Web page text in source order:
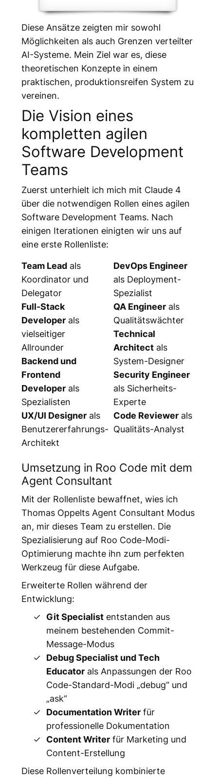
Diese Ansätze zeigten mir sowohl
Möglichkeiten als auch Grenzen verteilter
AI-Systeme. Mein Ziel war es, diese
theoretischen Konzepte in einem
praktischen, produktionsreifen System zu
vereinen.
Die Vision eines
kompletten agilen
Software Development
Teams
Zuerst unterhielt ich mich mit Claude 4
über die notwendigen Rollen eines agilen
Software Development Teams. Nach
einigen Iterationen einigten wir uns auf
eine erste Rollenliste:
Team Leadals
Koordinator und
Delegator
Full-Stack
Developerals
vielseitiger
Allrounder
Backend und
Frontend
Developerals
Spezialisten
UX/UI Designerals
Benutzererfahrungs-
Architekt
DevOps Engineer
als Deployment-
Spezialist
QA Engineerals
Qualitätswächter
Technical
Architectals
System-Designer
Security Engineer
als Sicherheits-
Experte
Code Reviewerals
Qualitäts-Analyst
Umsetzung in Roo Code mit dem
Agent Consultant
Mit der Rollenliste bewaffnet, wies ich
Thomas Oppelts Agent Consultant Modus
an, mir dieses Team zu erstellen. Die
Spezialisierung auf Roo Code-Modi-
Optimierung machte ihn zum perfekten
Werkzeug für diese Aufgabe.
Erweiterte Rollen während der
Entwicklung:
Git Specialistentstanden aus
meinem bestehenden Commit-
Message-Modus
Debug Specialist und Tech
Educatorals Anpassungen der Roo
Code-Standard-Modi „debug“ und
„ask“
Documentation Writerfür
professionelle Dokumentation
Content Writerfür Marketing und
Content-Erstellung
Diese Rollenverteilung kombinierte